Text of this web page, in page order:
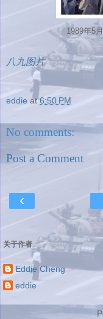
1989年5
八九图片
eddie at6:50 PM
No comments:
Post a Comment
‹
关于作者
Eddie Cheng
eddie